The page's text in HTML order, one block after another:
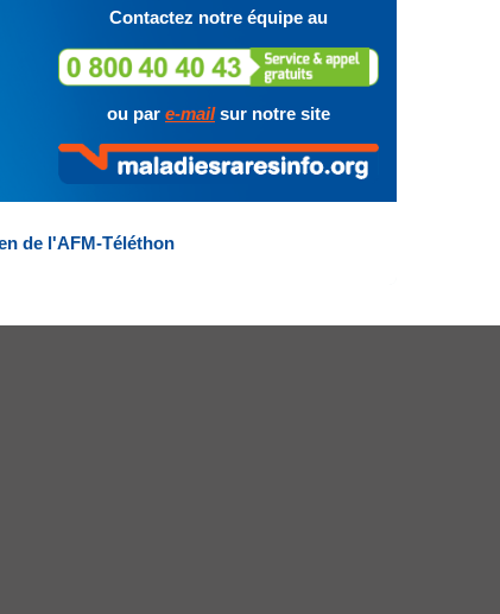
Contactez notre équipe au
ou par e-mailsur notre site
de l'AFM-Téléthon